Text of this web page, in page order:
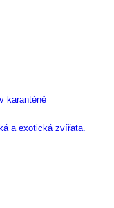
a exotická zvířata.